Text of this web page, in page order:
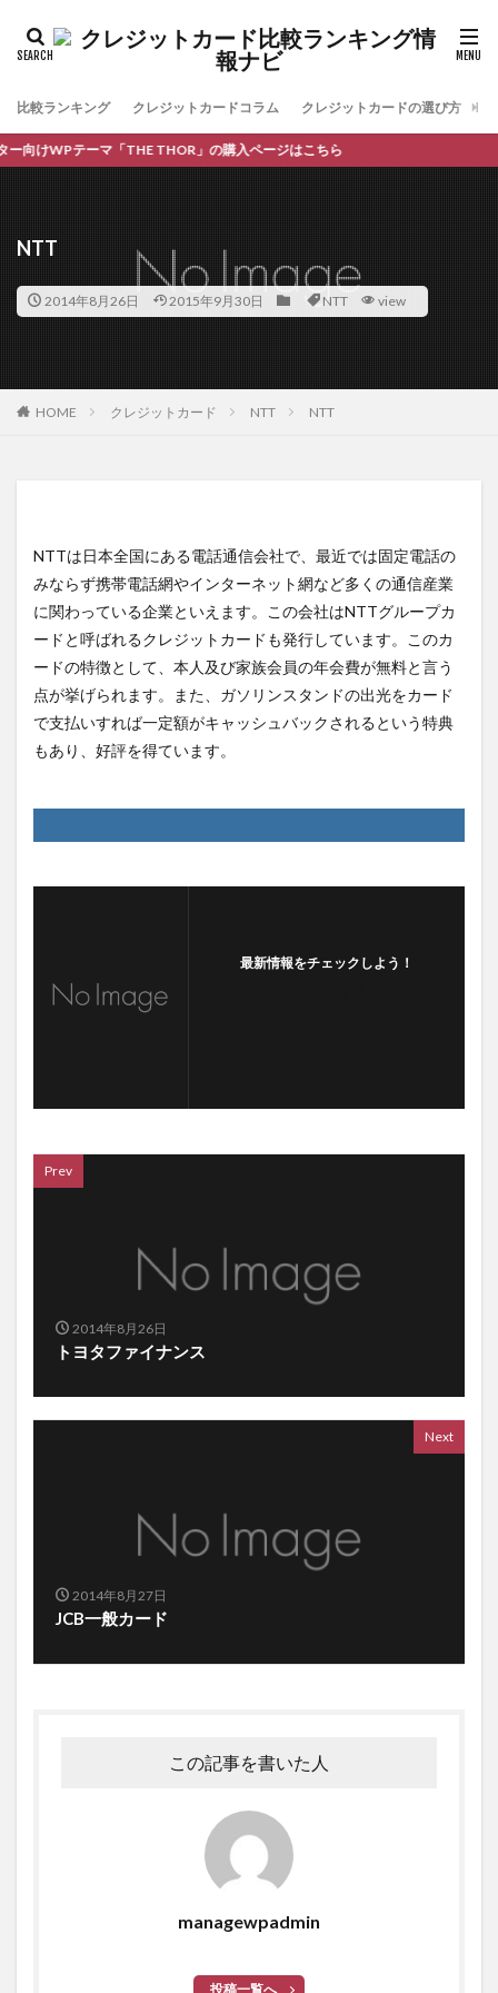
比較ランキング クレジットカードコラム クレジットカードの選び方
けWPテーマ「THE THOR」の購入ページはこちら
NTT
2014年8月26日 2015年9月30日 NTT view
HOME クレジットカード NTT NTT
NTTは日本全国にある電話通信会社で、最近では固定電話の
みならず携帯電話網やインターネット網など多くの通信産業
に関わっている企業といえます。この会社はNTTグループカ
ードと呼ばれるクレジットカードも発行しています。このカ
ードの特徴として、本人及び家族会員の年会費が無料と言う
点が挙げられます。また、ガソリンスタンドの出光をカード
で支払いすれば一定額がキャッシュバックされるという特典
もあり、好評を得ています。
最新情報をチェックしよう！
Prev
2014年8月26日
トヨタファイナンス
Next
2014年8月27日
JCB一般カード
この記事を書いた人
managewpadmin
投稿一覧へ